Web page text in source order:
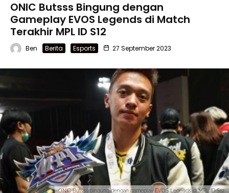
ONIC Butsss Bingung dengan
Gameplay EVOS Legends di Match
Terakhir MPL ID S12
Ben Berita Esports 27 September 2023
ONIC Butsss bingung dengan gameplay EVOS Legends di MPL ID S12.